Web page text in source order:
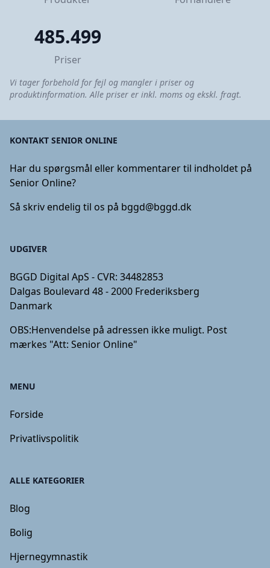
485.499
Priser
Vi tager forbehold for fejl og mangler i priser og
produktinformation. Alle priser er inkl. moms og ekskl. fragt.
KONTAKT SENIOR ONLINE
Har du spørgsmål eller kommentarer til indholdet på
Senior Online?
Så skriv endelig til os på bggd@bggd.dk
UDGIVER
BGGD Digital ApS - CVR: 34482853
Dalgas Boulevard 48 - 2000 Frederiksberg
Danmark
OBS:Henvendelse på adressen ikke muligt. Post
mærkes "Att: Senior Online"
MENU
Forside
Privatlivspolitik
ALLE KATEGORIER
Blog
Bolig
Hjernegymnastik